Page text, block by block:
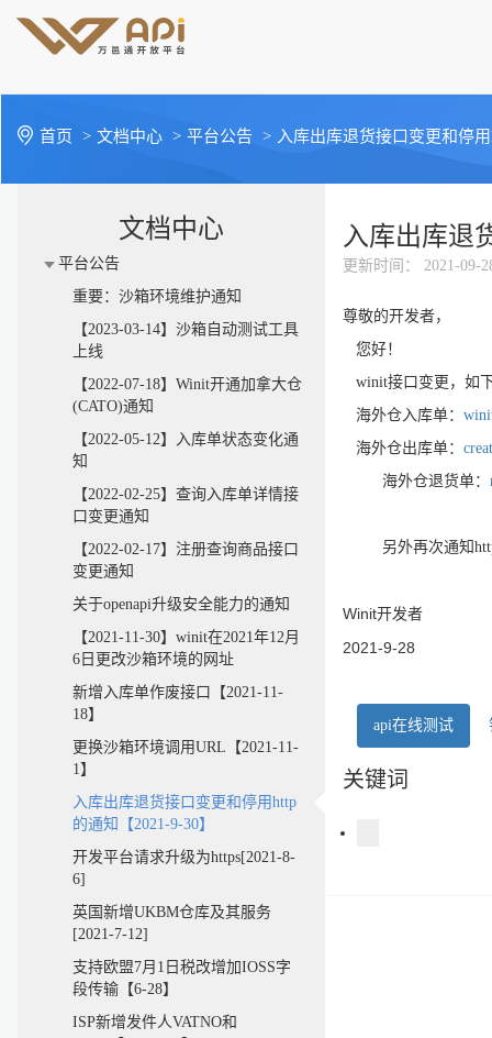
首页 > 文档中心 > 平台公告 > 入库出库退货接口变更和停
文档中心
平台公告
重要：沙箱环境维护通知
【2023-03-14】沙箱自动测试工具
上线
【2022-07-18】Winit开通加拿大仓
(CATO)通知
【2022-05-12】入库单状态变化通
知
【2022-02-25】查询入库单详情接
口变更通知
【2022-02-17】注册查询商品接口
变更通知
关于openapi升级安全能力的通知
【2021-11-30】winit在2021年12月
6日更改沙箱环境的网址
新增入库单作废接口【2021-11-
18】
更换沙箱环境调用URL【2021-11-
1】
入库出库退货接口变更和停用http
的通知【2021-9-30】
开发平台请求升级为https[2021-8-
6]
英国新增UKBM仓库及其服务
[2021-7-12]
支持欧盟7月1日税改增加IOSS字
段传输【6-28】
ISP新增发件人VATNO和
入库出库退
更新时间 ： 2021-09-
尊敬的开发者，
您好！
winit接口变更，如
海外仓入库单：
海外仓出库单：
海外仓退货单：
另外再次通知http
Winit开发者
2021-9-28
api在线测试
关键词